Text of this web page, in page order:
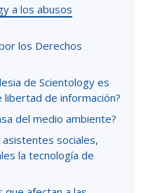
a los abusos
los Derechos
de Scientology es
libertad de información?
del medio ambiente?
sociales,
la tecnología de